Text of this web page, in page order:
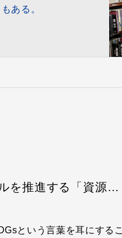
ある。
リデュース・リユース・リサイクルを推進する「資源有効利用促進法」って知ってる？
という言葉を耳にするこ